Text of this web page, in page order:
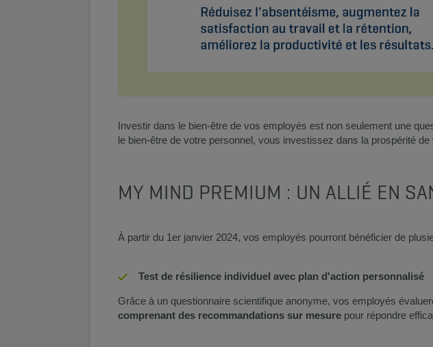
Investir dans le bien-être de vos employés est non seulement une
le bien-être de votre personnel, vous investissez dans la prospérité
MY MIND PREMIUM : UN ALLIÉ EN
À partir du 1er janvier 2024, vos employés pourront bénéficier de
Test de résilience individuel avec plan d'action personnalisé​
Grâce à un questionnaire scientifique anonyme, vos employés
comprenant des recommandations sur mesure pour répondre